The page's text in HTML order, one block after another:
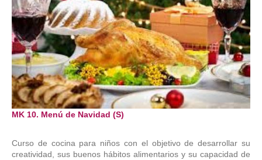
MK 10. Menú de Navidad (S)
Curso de cocina para niños con el objetivo de desarrollar su
creatividad, sus buenos hábitos alimentarios y su capacidad de